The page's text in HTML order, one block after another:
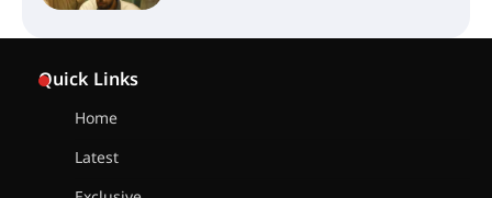
Quick Links
Home
Latest